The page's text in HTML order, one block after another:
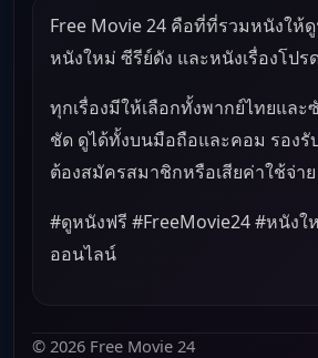
Free Movie 24 คือที่ที่รวมหนังให้
หนังใหม่ ซีรีย์ดัง และหนังเรื่องโปร
ทุกเรื่องมีให้เลือกทั้งพากย์ไทยแล
ชัด ดูได้ทั้งบนมือถือและคอม รอง
ต้องสมัครสมาชิกหรือเสียค่าใช้จ่าย
#ดูหนังฟรี #FreeMovie24 #หนังใ
ออนไลน์
© 2026 Free Movie 24